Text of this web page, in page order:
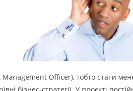
Officer), тобто стати